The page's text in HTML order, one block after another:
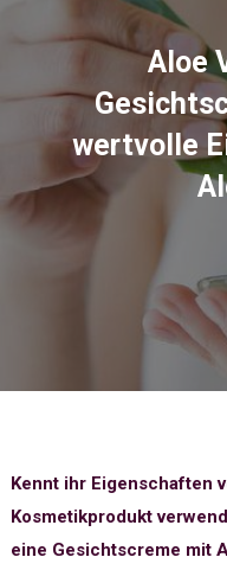
Aloe
wertvolle
Kennt ihr Eigenschaften
Kosmetikprodukt
eine Gesichtscreme mit